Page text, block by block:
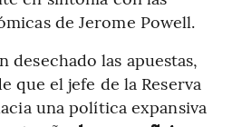
de Jerome Powell.
desechado las apuestas,
que el jefe de la Reserva
una política expansiva